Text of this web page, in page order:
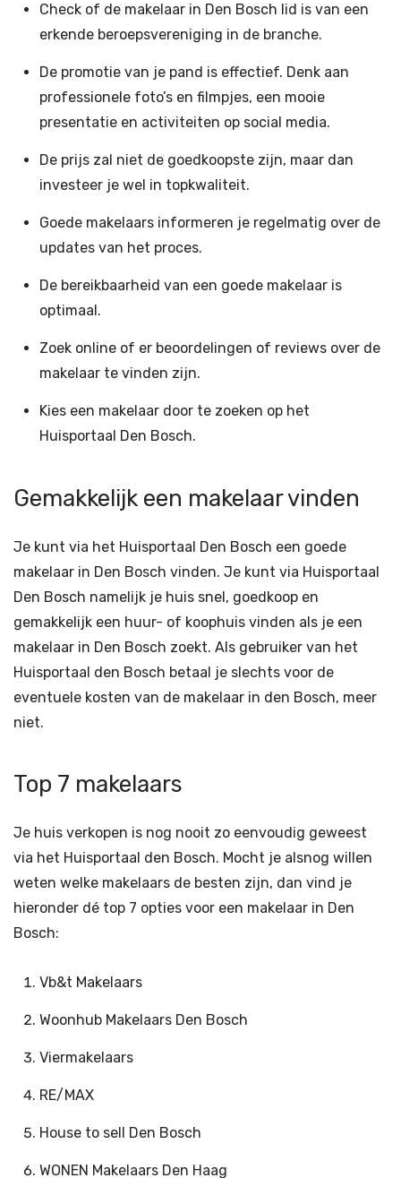
Check of de makelaar in Den Bosch lid is van een
erkende beroepsvereniging in de branche.
De promotie van je pand is effectief. Denk aan
professionele foto’s en filmpjes, een mooie
presentatie en activiteiten op social media.
De prijs zal niet de goedkoopste zijn, maar dan
investeer je wel in topkwaliteit.
Goede makelaars informeren je regelmatig over de
updates van het proces.
De bereikbaarheid van een goede makelaar is
optimaal.
Zoek online of er beoordelingen of reviews over de
makelaar te vinden zijn.
Kies een makelaar door te zoeken op het
Huisportaal Den Bosch.
Gemakkelijk een makelaar vinden
Je kunt via het Huisportaal Den Bosch een goede
makelaar in Den Bosch vinden. Je kunt via Huisportaal
Den Bosch namelijk je huis snel, goedkoop en
gemakkelijk een huur- of koophuis vinden als je een
makelaar in Den Bosch zoekt. Als gebruiker van het
Huisportaal den Bosch betaal je slechts voor de
eventuele kosten van de makelaar in den Bosch, meer
niet.
Top 7 makelaars
Je huis verkopen is nog nooit zo eenvoudig geweest
via het Huisportaal den Bosch. Mocht je alsnog willen
weten welke makelaars de besten zijn, dan vind je
hieronder dé top 7 opties voor een makelaar in Den
Bosch:
Vb&t Makelaars
Woonhub Makelaars Den Bosch
Viermakelaars
RE/MAX
House to sell Den Bosch
WONEN Makelaars Den Haag